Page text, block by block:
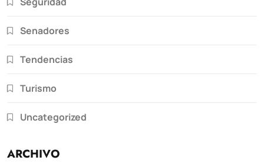
Senadores
Tendencias
Turismo
Uncategorized
ARCHIVO